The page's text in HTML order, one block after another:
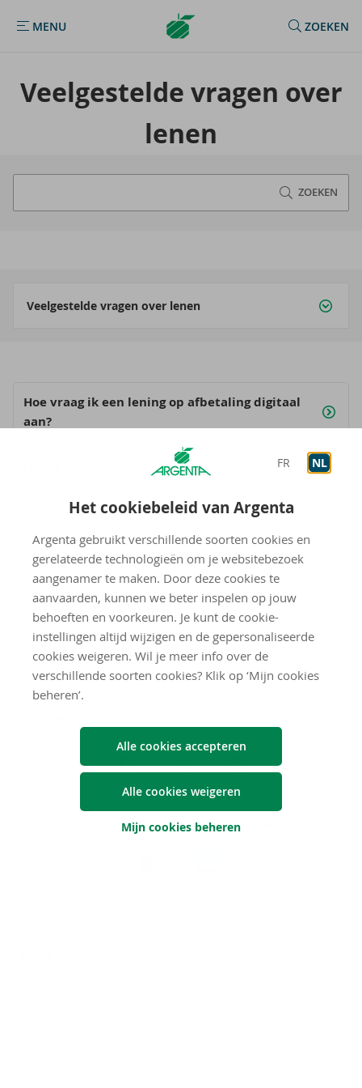
FR NL
Het cookiebeleid van Argenta
Argenta gebruikt verschillende soorten cookies en
gerelateerde technologieën om je websitebezoek
aangenamer te maken. Door deze cookies te
aanvaarden, kunnen we beter inspelen op jouw
behoeften en voorkeuren. Je kunt de cookie-
instellingen altijd wijzigen en de gepersonaliseerde
cookies weigeren. Wil je meer info over de
verschillende soorten cookies? Klik op ‘Mijn cookies
beheren’.
Alle cookies accepteren
Alle cookies weigeren
Mijn cookies beheren
MENU
MENU
Argenta
Homepage
ZOEKEN
Veel­ge­stel­de vra­gen over
lenen
ZOEKEN
Veelgestelde vragen over lenen
Hoe vraag ik een lening op afbetaling digitaal
aan?
Hoe je krediet in delen laten uitbetalen?
Algemeen
Argenta
Blijf op de hoogte via onze nieuwsbrief